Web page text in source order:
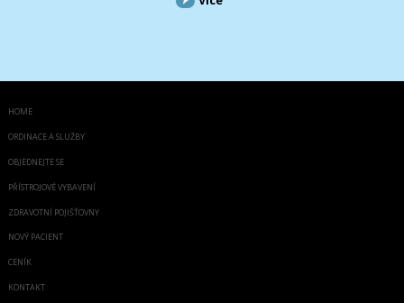
HOME
ORDINACE A SLUŽBY
OBJEDNEJTE SE
PŘÍSTROJOVÉ VYBAVENÍ
ZDRAVOTNÍ POJIŠŤOVNY
NOVÝ PACIENT
CENÍK
KONTAKT